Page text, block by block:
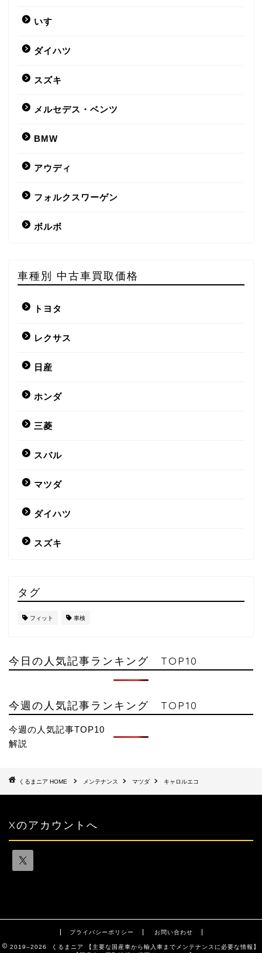
いすゞ
ダイハツ
スズキ
メルセデス・ベンツ
BMW
アウディ
フォルクスワーゲン
ボルボ
車種別 中古車買取価格
トヨタ
レクサス
日産
ホンダ
三菱
スバル
マツダ
ダイハツ
スズキ
タグ
フィット 車検
今日の人気記事ランキング TOP10
今週の人気記事ランキング TOP10
今週の人気記事TOP10
解説
HOME メンテナンス マツダ キャロルエコ
Xのアカウントへ
プライバシーポリシー お問い合わせ
2019–2026 くるまニア 【主要な国産車から輸入車までメンテナンスに必要な情報】